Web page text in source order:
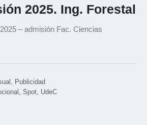
2025. Ing. Forestal
– admisión Fac. Ciencias
Publicidad
Spot UdeC